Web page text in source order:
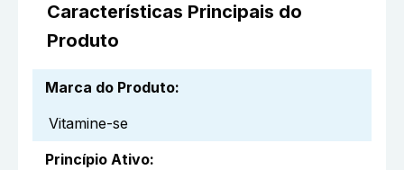
Características Principais do
Produto
Marca do Produto:
Vitamine-se
Princípio Ativo: